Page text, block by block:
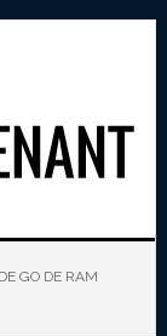
GO DE RAM